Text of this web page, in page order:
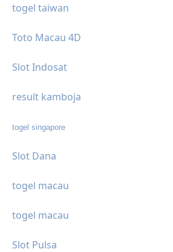
togel taiwan
Toto Macau 4D
Slot Indosat
result kamboja
togel singapore
Slot Dana
togel macau
togel macau
Slot Pulsa